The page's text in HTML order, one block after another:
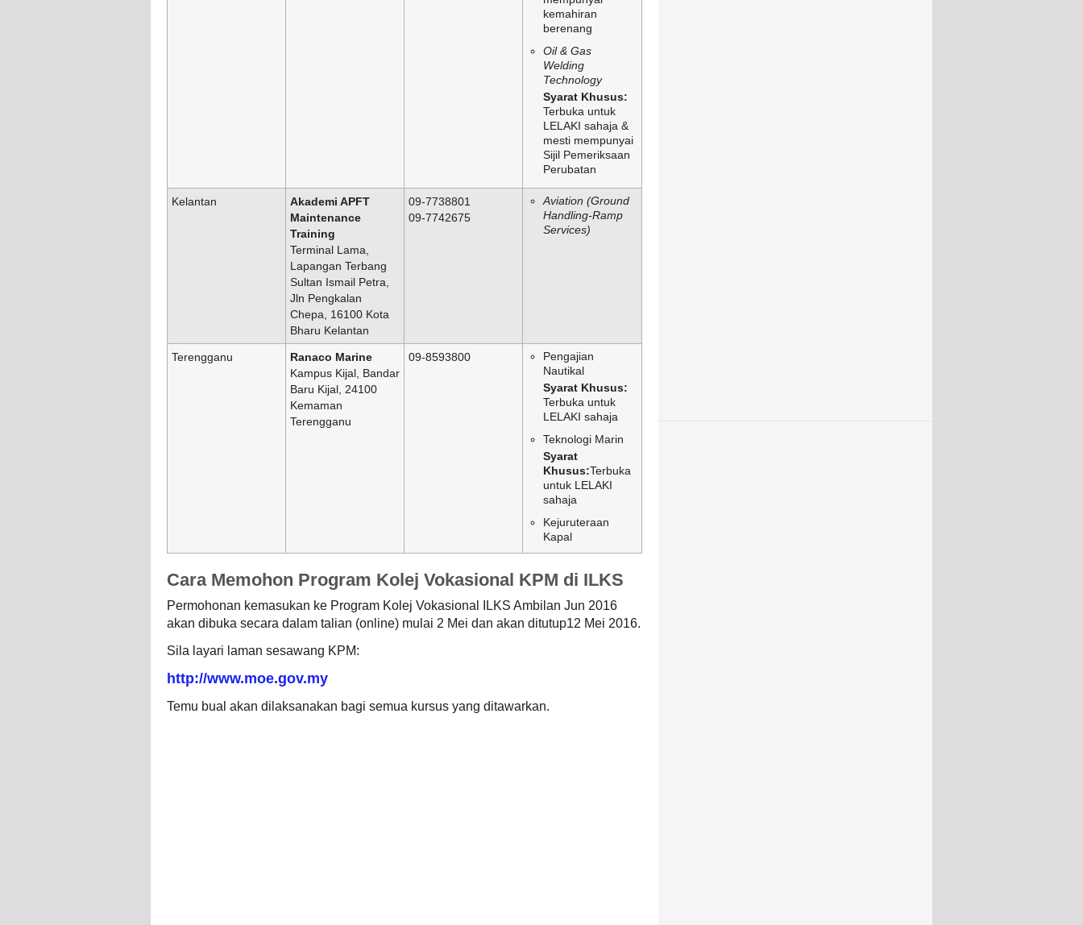
kemahiran
berenang
Oil & Gas
Welding
Technology
Syarat Khusus:
Terbuka untuk
LELAKI sahaja &
mesti mempunyai
Sijil Pemeriksaan
Perubatan
Kelantan
Akademi APFT
Maintenance
Training
Terminal Lama,
Lapangan Terbang
Sultan Ismail Petra,
Jln Pengkalan
Chepa, 16100 Kota
Bharu Kelantan
09-7738801
09-7742675
Aviation (Ground
Handling-Ramp
Services)
Terengganu
Ranaco Marine
Kampus Kijal, Bandar
Baru Kijal, 24100
Kemaman
Terengganu
09-8593800
Pengajian
Nautikal
Syarat Khusus:
Terbuka untuk
LELAKI sahaja
Teknologi Marin
Syarat
Khusus:Terbuka
untuk LELAKI
sahaja
Kejuruteraan
Kapal
Cara Memohon Program Kolej Vokasional KPM di ILKS
Permohonan kemasukan ke Program Kolej Vokasional ILKS Ambilan Jun 2016
akan dibuka secara dalam talian (online) mulai 2 Mei dan akan ditutup12 Mei 2016.
Sila layari laman sesawang KPM:
http://www.moe.gov.my
Temu bual akan dilaksanakan bagi semua kursus yang ditawarkan.